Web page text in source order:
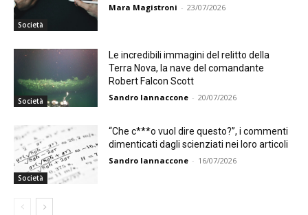
Società
Mara Magistroni - 23/07/2026
Società
Le incredibili immagini del relitto della
Terra Nova, la nave del comandante
Robert Falcon Scott
Sandro Iannaccone - 20/07/2026
Società
“Che c***o vuol dire questo?”, i commenti
dimenticati dagli scienziati nei loro articoli
Sandro Iannaccone - 16/07/2026